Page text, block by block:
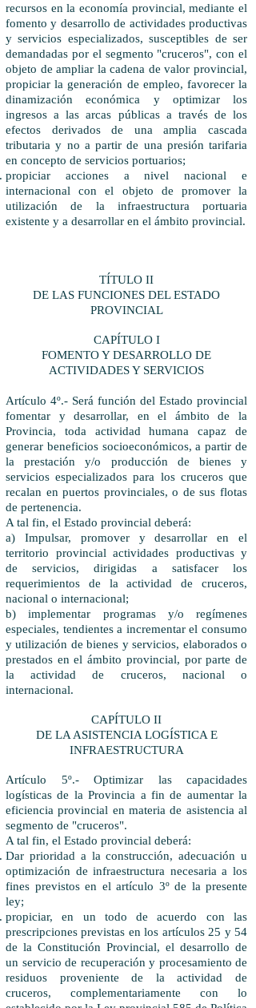
recursos en la economía provincial, mediante el
fomento y desarrollo de actividades productivas
y servicios especializados, susceptibles de ser
demandadas por el segmento "cruceros", con el
objeto de ampliar la cadena de valor provincial,
propiciar la generación de empleo, favorecer la
dinamización económica y optimizar los
ingresos a las arcas públicas a través de los
efectos derivados de una amplia cascada
tributaria y no a partir de una presión tarifaria
en concepto de servicios portuarios;
propiciar acciones a nivel nacional e
internacional con el objeto de promover la
utilización de la infraestructura portuaria
existente y a desarrollar en el ámbito provincial.
TÍTULO II
DE LAS FUNCIONES DEL ESTADO
PROVINCIAL
CAPÍTULO I
FOMENTO Y DESARROLLO DE
ACTIVIDADES Y SERVICIOS
Artículo 4º.- Será función del Estado provincial
fomentar y desarrollar, en el ámbito de la
Provincia, toda actividad humana capaz de
generar beneficios socioeconómicos, a partir de
la prestación y/o producción de bienes y
servicios especializados para los cruceros que
recalan en puertos provinciales, o de sus flotas
de pertenencia.
A tal fin, el Estado provincial deberá:
a) Impulsar, promover y desarrollar en el
territorio provincial actividades productivas y
de servicios, dirigidas a satisfacer los
requerimientos de la actividad de cruceros,
nacional o internacional;
b) implementar programas y/o regímenes
especiales, tendientes a incrementar el consumo
y utilización de bienes y servicios, elaborados o
prestados en el ámbito provincial, por parte de
la actividad de cruceros, nacional o
internacional.
CAPÍTULO II
DE LA ASISTENCIA LOGÍSTICA E
INFRAESTRUCTURA
Artículo 5º.- Optimizar las capacidades
logísticas de la Provincia a fin de aumentar la
eficiencia provincial en materia de asistencia al
segmento de "cruceros".
A tal fin, el Estado provincial deberá:
Dar prioridad a la construcción, adecuación u
optimización de infraestructura necesaria a los
fines previstos en el artículo 3º de la presente
ley;
propiciar, en un todo de acuerdo con las
prescripciones previstas en los artículos 25 y 54
de la Constitución Provincial, el desarrollo de
un servicio de recuperación y procesamiento de
residuos proveniente de la actividad de
cruceros, complementariamente con lo